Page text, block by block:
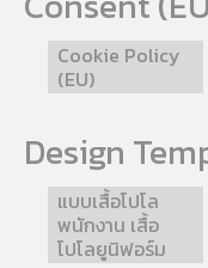
Cookie Policy
(EU)
Design
แบบเสื้อโปโล
พนักงาน เสื้อ
โปโลยูนิฟอร์ม